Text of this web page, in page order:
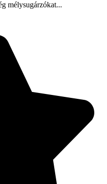
mélysugárzókat...